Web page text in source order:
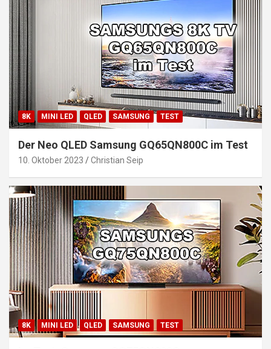
8K MINI LED QLED SAMSUNG TEST
Der Neo QLED Samsung GQ65QN800C im Test
10. Oktober 2023 Christian Seip
8K MINI LED QLED SAMSUNG TEST